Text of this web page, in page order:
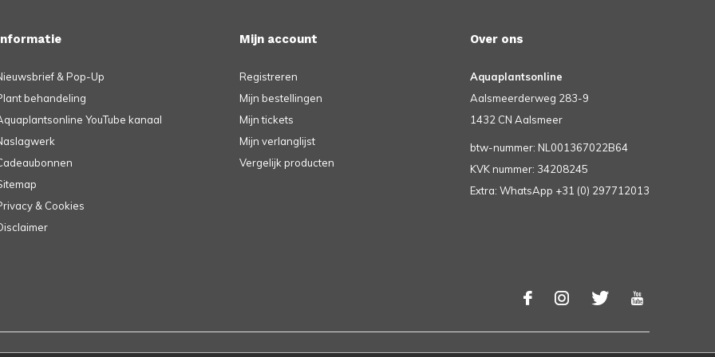
& Pop-Up
behandeling
YouTube kanaal
& Cookies
Mijn account
Registreren
Mijn bestellingen
Mijn tickets
Mijn verlanglijst
Vergelijk producten
Over ons
Aquaplantsonline
Aalsmeerderweg 283-9
1432 CN Aalsmeer
btw-nummer: NL001367022B64
KVK nummer: 34208245
Extra: WhatsApp +31 (0) 297712013